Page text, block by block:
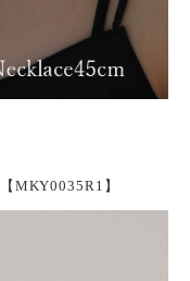
【MKY0035R1】